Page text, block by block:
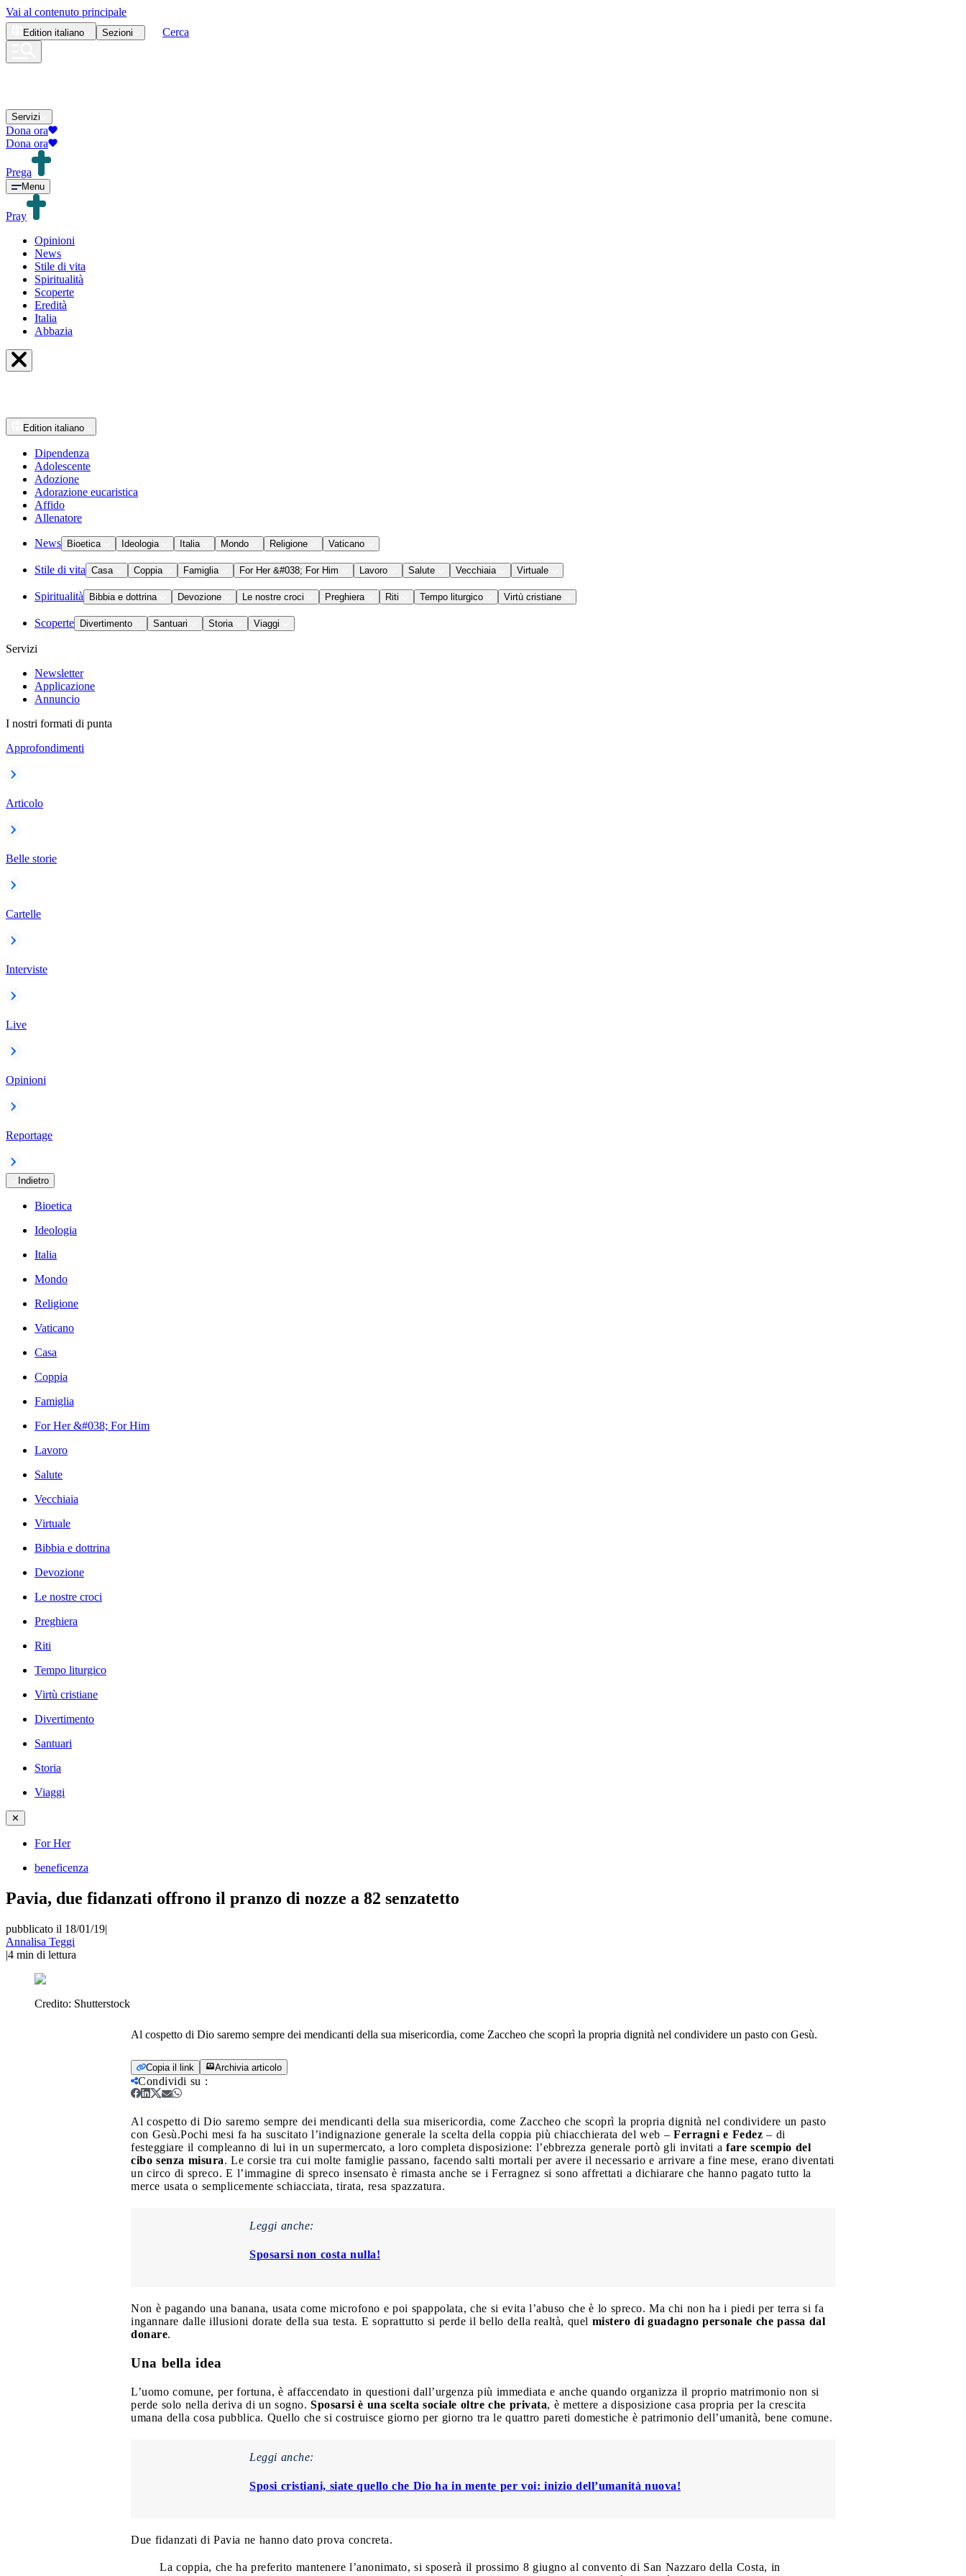
Vai al contenuto principale
Edition italiano Sezioni Cerca
Servizi
Dona ora
Dona ora
Prega
Menu
Pray
Opinioni
News
Stile di vita
Spiritualità
Scoperte
Eredità
Italia
Abbazia
Edition italiano
Dipendenza
Adolescente
Adozione
Adorazione eucaristica
Affido
Allenatore
News Bioetica Ideologia Italia Mondo Religione Vaticano
Stile di vita Casa Coppia Famiglia For Her &#038; For Him Lavoro Salute Vecchiaia Virtuale
Spiritualità Bibbia e dottrina Devozione Le nostre croci Preghiera Riti Tempo liturgico Virtù cristiane
Scoperte Divertimento Santuari Storia Viaggi
Servizi
Newsletter
Applicazione
Annuncio
I nostri formati di punta
Approfondimenti
Articolo
Belle storie
Cartelle
Interviste
Live
Opinioni
Reportage
Indietro
Bioetica
Ideologia
Italia
Mondo
Religione
Vaticano
Casa
Coppia
Famiglia
For Her &#038; For Him
Lavoro
Salute
Vecchiaia
Virtuale
Bibbia e dottrina
Devozione
Le nostre croci
Preghiera
Riti
Tempo liturgico
Virtù cristiane
Divertimento
Santuari
Storia
Viaggi
✕
For Her
beneficenza
Pavia, due fidanzati offrono il pranzo di nozze a 82 senzatetto
pubblicato il 18/01/19|
Annalisa Teggi
|4 min di lettura
Credito: Shutterstock
Al cospetto di Dio saremo sempre dei mendicanti della sua misericordia, come Zaccheo che scoprì la propria dignità nel condividere un pasto con Gesù.
Copia il link Archivia articolo
Condividi su :
Al cospetto di Dio saremo sempre dei mendicanti della sua misericordia, come Zaccheo che scoprì la propria dignità nel condividere un pasto
con Gesù.Pochi mesi fa ha suscitato l’indignazione generale la scelta della coppia più chiacchierata del web – Ferragni e Fedez – di
festeggiare il compleanno di lui in un supermercato, a loro completa disposizione: l’ebbrezza generale portò gli invitati a fare scempio del
cibo senza misura. Le corsie tra cui molte famiglie passano, facendo salti mortali per avere il necessario e arrivare a fine mese, erano diventati
un circo di spreco. E l’immagine di spreco insensato è rimasta anche se i Ferragnez si sono affrettati a dichiarare che hanno pagato tutto la
merce usata o semplicemente schiacciata, tirata, resa spazzatura.
Leggi anche:
Sposarsi non costa nulla!
Non è pagando una banana, usata come microfono e poi spappolata, che si evita l’abuso che è lo spreco. Ma chi non ha i piedi per terra si fa
ingannare dalle illusioni dorate della sua testa. E soprattutto si perde il bello della realtà, quel mistero di guadagno personale che passa dal
donare.
Una bella idea
L’uomo comune, per fortuna, è affaccendato in questioni dall’urgenza più immediata e anche quando organizza il proprio matrimonio non si
perde solo nella deriva di un sogno. Sposarsi è una scelta sociale oltre che privata, è mettere a disposizione casa propria per la crescita
umana della cosa pubblica. Quello che si costruisce giorno per giorno tra le quattro pareti domestiche è patrimonio dell’umanità, bene comune.
Leggi anche:
Sposi cristiani, siate quello che Dio ha in mente per voi: inizio dell’umanità nuova!
Due fidanzati di Pavia ne hanno dato prova concreta.
La coppia, che ha preferito mantenere l’anonimato, si sposerà il prossimo 8 giugno al convento di San Nazzaro della Costa, in